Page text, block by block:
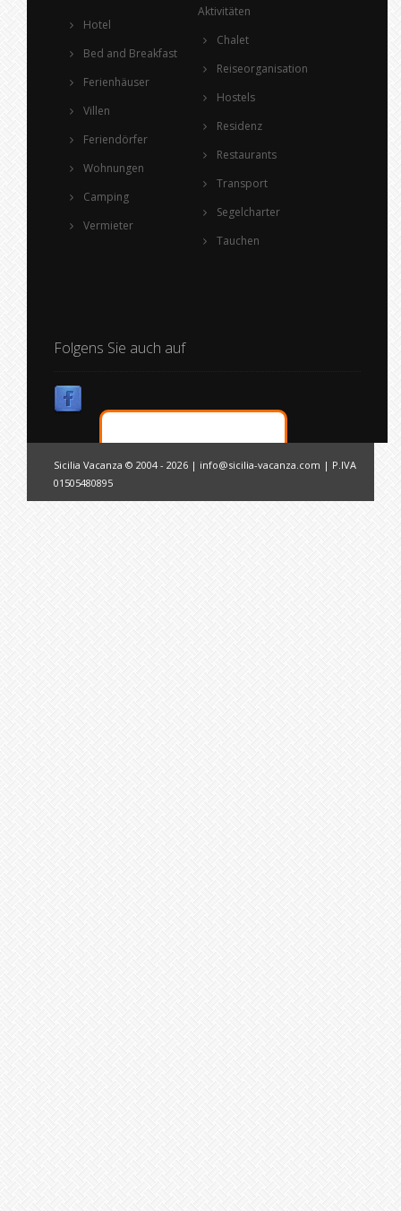
Hotel
Bed and Breakfast
Ferienhäuser
Villen
Feriendörfer
Wohnungen
Camping
Vermieter
Aktivitäten
Chalet
Reiseorganisation
Hostels
Residenz
Restaurants
Transport
Segelcharter
Tauchen
Folgens Sie auch auf
Sicilia Vacanza © 2004 - 2026 | info@sicilia-vacanza.com | P.IVA
01505480895